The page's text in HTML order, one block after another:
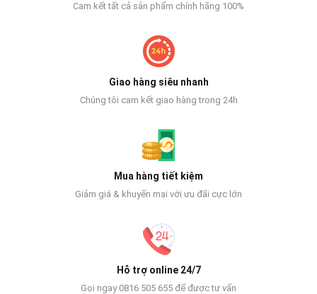
Cam kết tất cả sản phẩm chính hãng 100%
Giao hàng siêu nhanh
Chúng tôi cam kết giao hàng trong 24h
Mua hàng tiết kiệm
Giảm giá & khuyến mại với ưu đãi cực lớn
Hỗ trợ online 24/7
Gọi ngay 0816 505 655 để được tư vấn